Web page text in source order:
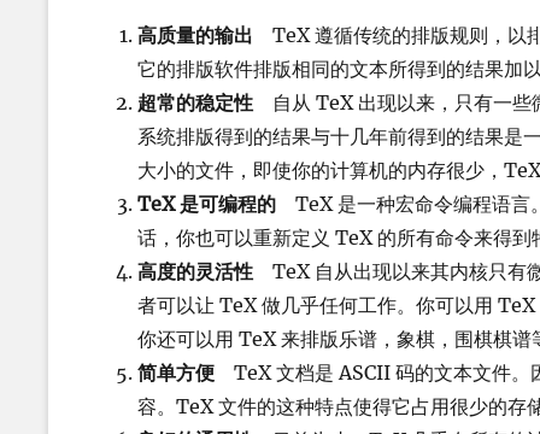
高质量的输出 TeX 遵循传统的排版规则，以
它的排版软件排版相同的文本所得到的结果加
超常的稳定性 自从 TeX 出现以来，只有一些
系统排版得到的结果与十几年前得到的结果是
大小的文件，即使你的计算机的内存很少，
TeX 是可编程的 TeX 是一种宏命令编程语言
话，你也可以重新定义 TeX 的所有命令来得到
高度的灵活性 TeX 自从出现以来其内核只有
者可以让 TeX 做几乎任何工作。你可以用
你还可以用 TeX 来排版乐谱，象棋，围棋棋谱
简单方便 TeX 文档是 ASCII 码的文本文件。
容。TeX 文件的这种特点使得它占用很少的